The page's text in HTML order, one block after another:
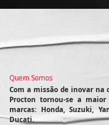
Quem Somos
Com a missão de inovar na
Procton tornou-se a
marcas: Honda, Suzuki,
Ducati.